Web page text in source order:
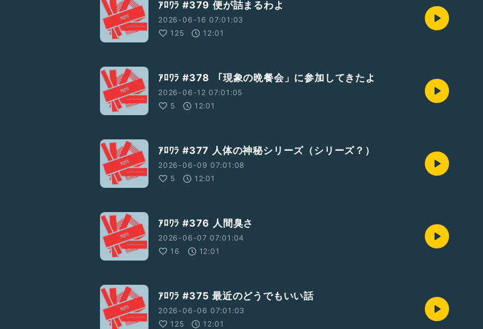
ｱﾛﾜﾗ #379 便が詰まるわよ
2026-06-16 07:01:03
125
12:01
ｱﾛﾜﾗ #378 「現象の晩餐会」に参加してきたよ
2026-06-12 07:01:05
5
12:01
ｱﾛﾜﾗ #377 人体の神秘シリーズ（シリーズ？）
2026-06-09 07:01:08
5
12:01
ｱﾛﾜﾗ #376 人間臭さ
2026-06-07 07:01:04
16
12:01
ｱﾛﾜﾗ #375 最近のどうでもいい話
2026-06-06 07:01:03
125
12:01